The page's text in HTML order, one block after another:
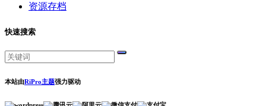
资源存档
快速搜索
本站由RiPro主题强力驱动